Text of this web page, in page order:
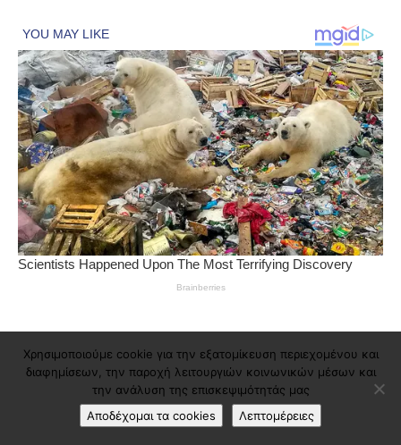
Χρησιμοποιούμε cookie για την εξατομίκευση περιεχομένου και
διαφημίσεων, την παροχή λειτουργιών κοινωνικών μέσων και
την ανάλυση της επισκεψιμότητάς μας
Αποδέχομαι τα cookies
Λεπτομέρειες